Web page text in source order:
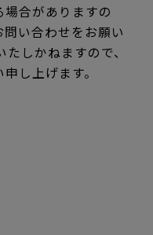
場合がありますの
い合わせをお願い
しかねますので、
し上げます。